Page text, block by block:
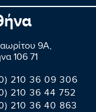
9A,
106 71
210 36 09 306
210 36 44 752
210 36 40 863